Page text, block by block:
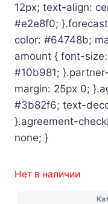
12px; text-align:
#e2e8f0;
color: #64748b;
amount { font-
#10b981;
margin: 25px 0;
#3b82f6; text-
}.agreement-
none; }
Нет в наличии